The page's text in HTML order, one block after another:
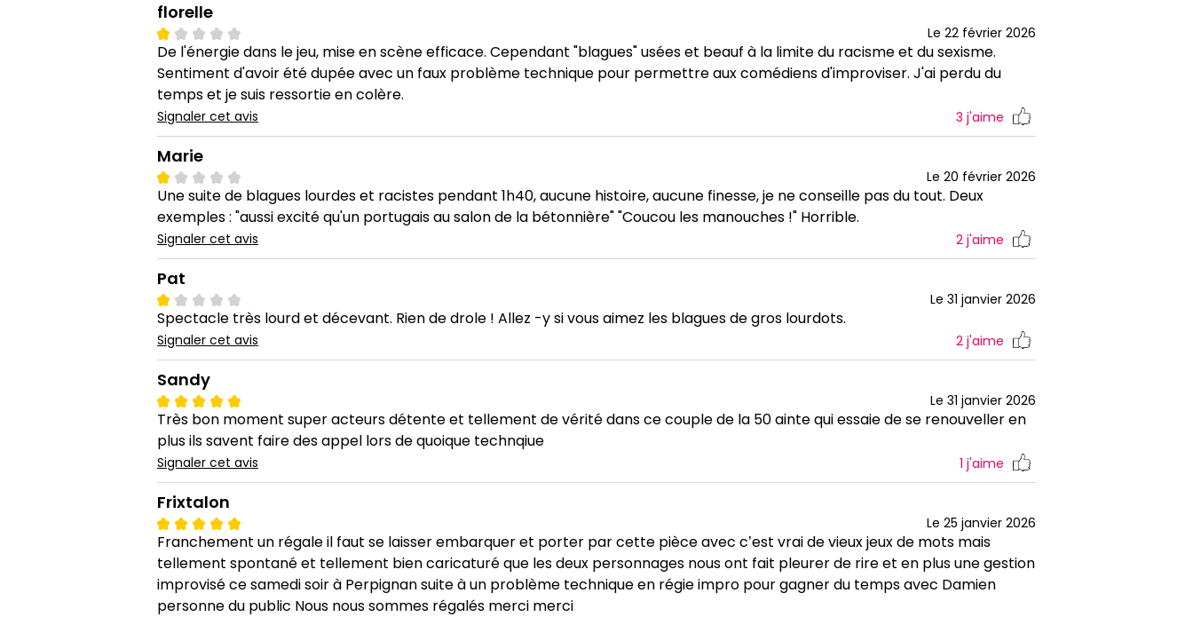
florelle
Le 22 février 2026
De l'énergie dans le jeu, mise en scène efficace. Cependant "blagues" usées et beauf à la limite du racisme et du sexisme.
Sentiment d'avoir été dupée avec un faux problème technique pour permettre aux comédiens d'improviser. J'ai perdu du
temps et je suis ressortie en colère.
Signaler cet avis 3 j'aime
Marie
Le 20 février 2026
Une suite de blagues lourdes et racistes pendant 1h40, aucune histoire, aucune finesse, je ne conseille pas du tout. Deux
exemples : "aussi excité qu'un portugais au salon de la bétonnière" "Coucou les manouches !" Horrible.
Signaler cet avis 2 j'aime
Pat
Le 31 janvier 2026
Spectacle très lourd et décevant. Rien de drole ! Allez -y si vous aimez les blagues de gros lourdots.
Signaler cet avis 2 j'aime
Sandy
Le 31 janvier 2026
Très bon moment super acteurs détente et tellement de vérité dans ce couple de la 50 ainte qui essaie de se renouveller en
plus ils savent faire des appel lors de quoique technqiue
Signaler cet avis 1 j'aime
Frixtalon
Le 25 janvier 2026
Franchement un régale il faut se laisser embarquer et porter par cette pièce avec c’est vrai de vieux jeux de mots mais
tellement spontané et tellement bien caricaturé que les deux personnages nous ont fait pleurer de rire et en plus une gestion
improvisé ce samedi soir à Perpignan suite à un problème technique en régie impro pour gagner du temps avec Damien
personne du public Nous nous sommes régalés merci merci